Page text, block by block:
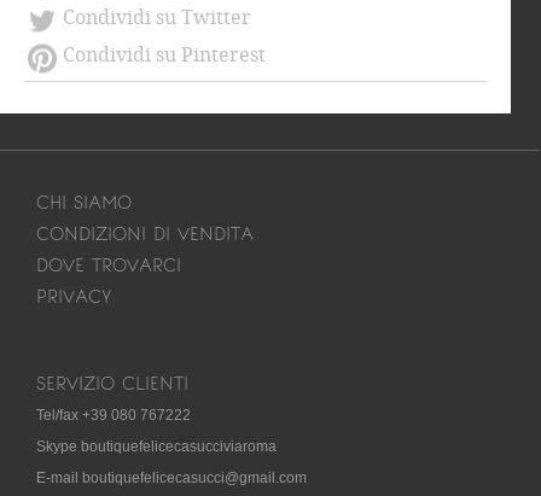
Condividi su Twitter
Condividi su Pinterest
CHI SIAMO
CONDIZIONI DI VENDITA
DOVE TROVARCI
PRIVACY
SERVIZIO CLIENTI
Tel/fax +39 080 767222
Skype boutiquefelicecasucciviaroma
E-mail boutiquefelicecasucci@gmail.com